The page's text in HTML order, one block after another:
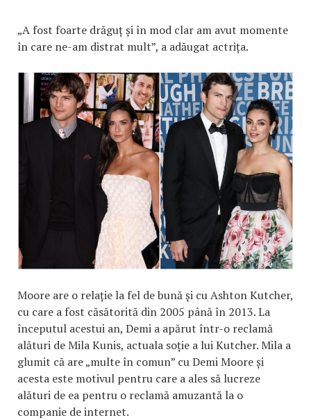
„A fost foarte drăguț și în mod clar am avut momente
în care ne-am distrat mult”, a adăugat actrița.
Moore are o relație la fel de bună și cu Ashton Kutcher,
cu care a fost căsătorită din 2005 până în 2013. La
începutul acestui an, Demi a apărut într-o reclamă
alături de Mila Kunis, actuala soție a lui Kutcher. Mila a
glumit că are „multe în comun” cu Demi Moore și
acesta este motivul pentru care a ales să lucreze
alături de ea pentru o reclamă amuzantă la o
companie de internet.